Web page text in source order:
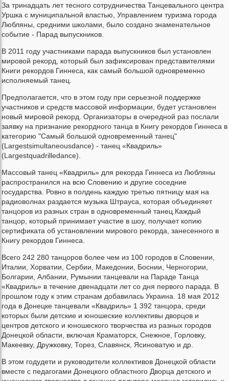
За тринадцать лет тесного сотрудничества Танцевального центра
Уршка с муниципальной властью, Управлением туризма города
Любляны, средними школами, было создано знаменательное
событие - Парад выпускников.
В 2011 году участниками парада выпускников был установлен
мировой рекорд, который был зафиксирован представителями
Книги рекордов Гиннеса, как самый большой одновременно
исполняемый танец.
Предполагается, что в этом году при серьезной поддержке
участников и средств массовой информации, будет установлен
новый мировой рекорд. Организаторы в очередной раз послали
заявку на признание рекордного танца в Книгу рекордов Гиннеса в
категорию "Самый большой одновременный танец"
(Largestsimultaneousdance) - танец «Квадриль»
(Largestquadrilledance).
Массовый танец «Квадриль» для рекорда Гиннеса из Любляны
распространился на всю Словению и другие соседние
государства. Ровно в полдень каждую третью пятницу мая на
радиоволнах раздается музыка Штрауса, которая объединяет
танцоров из разных стран в одновременный танец.Каждый
танцор, который принимает участие в шоу, получает копию
сертификата об установлении мирового рекорда, занесенного в
Книгу рекордов Гиннеса.
Всего 242 280 танцоров более чем из 100 городов в Словении,
Италии, Хорватии, Сербии, Македонии, Боснии, Черногории,
Болгарии, Албании, Румынии танцевали на Параде Танца
«Квадриль» в течение двенадцати лет со дня первого парада. В
прошлом году к этим странам добавилась Украина. 18 мая 2012
года в Донецке танцевали «Квадриль» 1 392 танцора, среди
которых были детские и юношеские коллективы дворцов и
центров детского и юношеского творчества из разных городов
Донецкой области, включая Краматорск, Снежное, Горловку,
Макеевку, Дружковку, Торез, Славянск, Ясиноватую и др.
В этом годудети и руководители коллективов Донецкой области
вместе с педагогами Донецкого областного Дворца детского и